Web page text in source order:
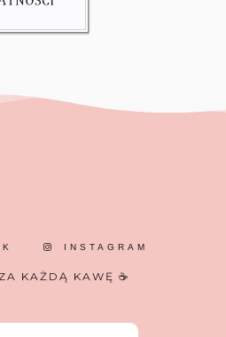
INSTAGRAM
KAŻDĄ KAWĘ ☕